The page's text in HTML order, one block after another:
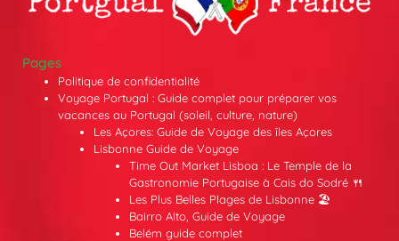
Pages
Politique de confidentialité
Voyage Portugal : Guide complet pour préparer vos
vacances au Portugal (soleil, culture, nature)
Les Açores: Guide de Voyage des îles Açores
Lisbonne Guide de Voyage
Time Out Market Lisboa : Le Temple de la
Gastronomie Portugaise à Cais do Sodré 🍴
Les Plus Belles Plages de Lisbonne 🏖️
Bairro Alto, Guide de Voyage
Belém guide complet